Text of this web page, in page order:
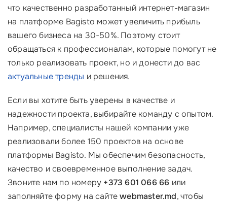
что качественно разработанный интернет-магазин
на платформе Bagisto может увеличить прибыль
вашего бизнеса на 30-50%. Поэтому стоит
обращаться к профессионалам, которые помогут не
только реализовать проект, но и донести до вас
актуальные тренды и решения.
Если вы хотите быть уверены в качестве и
надежности проекта, выбирайте команду с опытом.
Например, специалисты нашей компании уже
реализовали более 150 проектов на основе
платформы Bagisto. Мы обеспечим безопасность,
качество и своевременное выполнение задач.
Звоните нам по номеру +373 601 066 66 или
заполняйте форму на сайтеwebmaster.md, чтобы